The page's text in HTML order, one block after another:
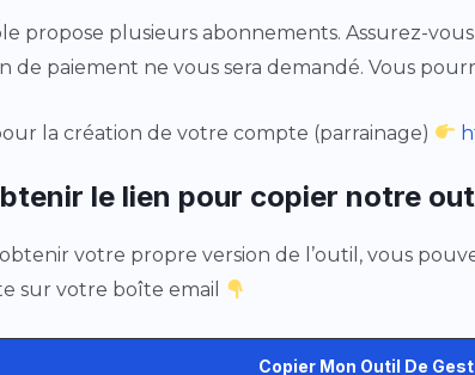
propose plusieurs abonnements. Assurez-
de paiement ne vous sera demandé. Vous
la création de votre compte (parrainage)
le lien pour copier notre
votre propre version de l’outil, vous
sur votre boîte email
Copier Mon Outil De